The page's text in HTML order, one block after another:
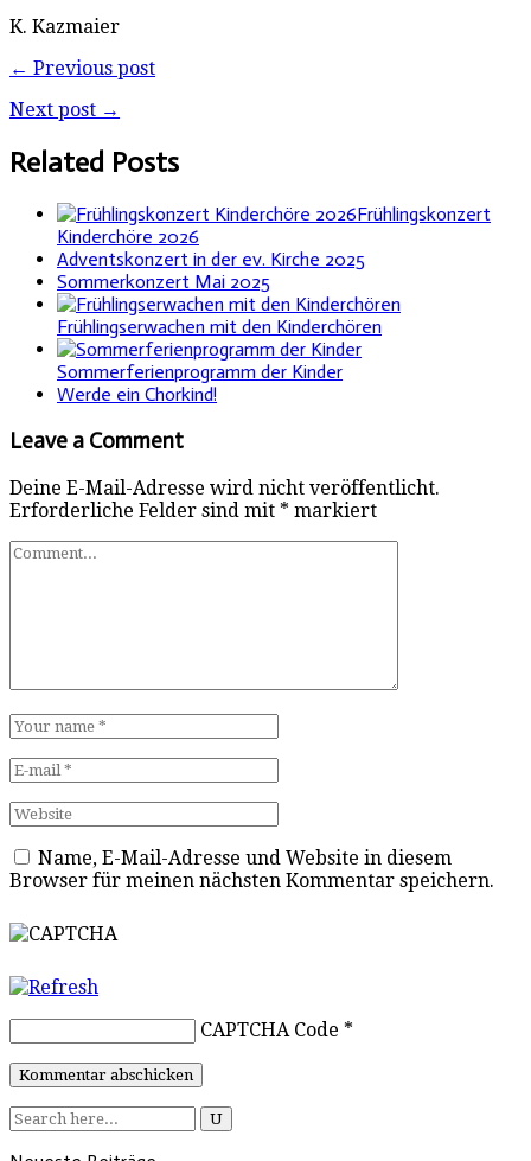
K. Kazmaier
← Previous post
Next post →
Related Posts
Frühlingskonzert
Kinderchöre 2026
Adventskonzert in der ev. Kirche 2025
Sommerkonzert Mai 2025
Frühlingserwachen mit den Kinderchören
Sommerferienprogramm der Kinder
Werde ein Chorkind!
Leave a Comment
Deine E-Mail-Adresse wird nicht veröffentlicht.
Erforderliche Felder sind mit * markiert
Name, E-Mail-Adresse und Website in diesem
Browser für meinen nächsten Kommentar speichern.
CAPTCHA Code *